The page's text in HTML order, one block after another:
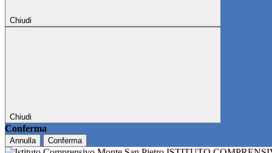
Chiudi
Chiudi
Conferma
Annulla Conferma